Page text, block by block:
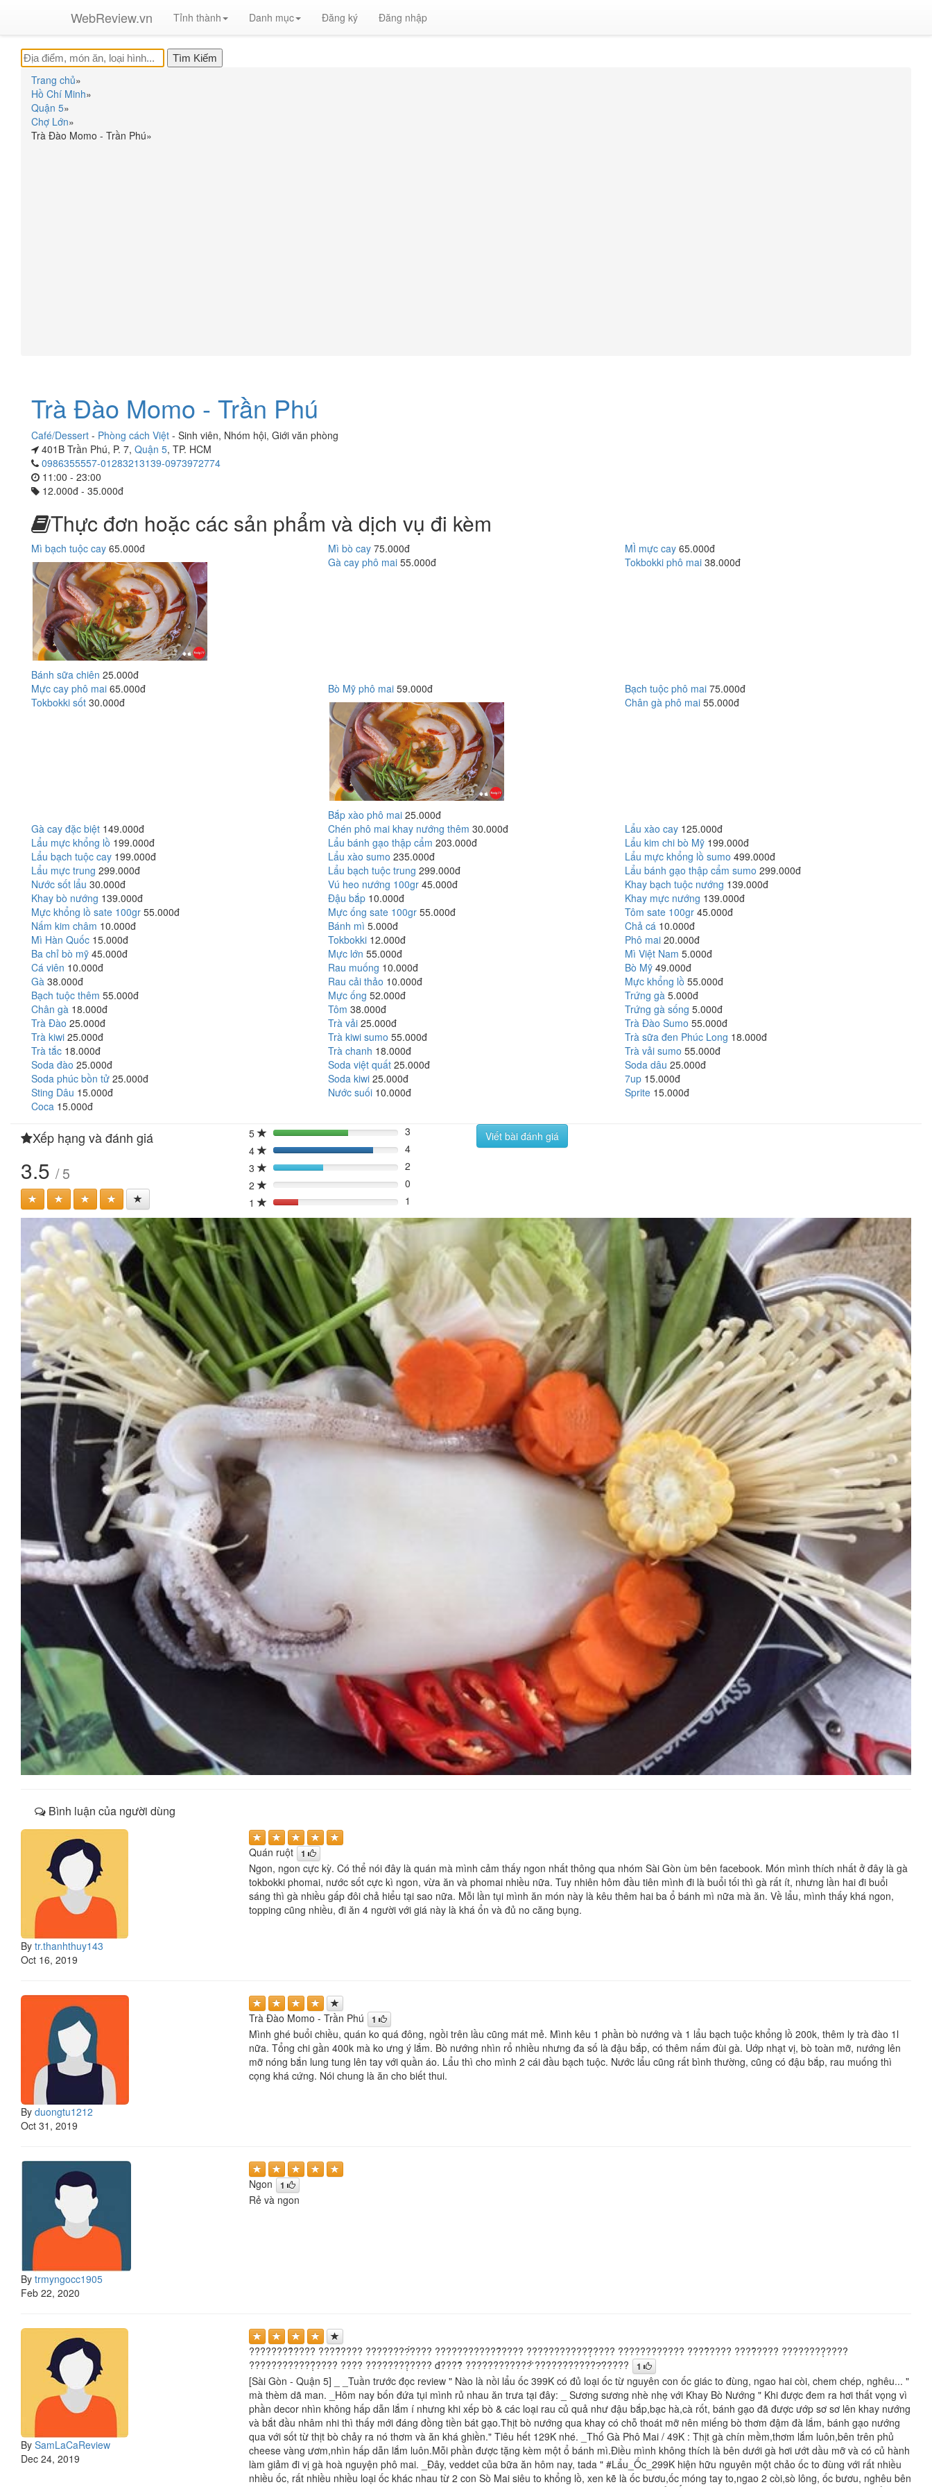
WebReview.vn Tỉnh thành Danh mục Đăng ký Đăng nhập
Trang chủ»
Hồ Chí Minh»
Quận 5»
Chợ Lớn»
Trà Đào Momo - Trần Phú»
Trà Đào Momo - Trần Phú
Café/Dessert - Phòng cách Việt - Sinh viên, Nhóm hội, Giới văn phòng
401B Trần Phú, P. 7, Quận 5, TP. HCM
0986355557-01283213139-0973972774
11:00 - 23:00
12.000đ - 35.000đ
Thực đơn hoặc các sản phẩm và dịch vụ đi kèm
Mì bạch tuộc cay 65.000đ Mì bò cay 75.000đ MÌ mực cay 65.000đ
Bánh sữa chiên 25.000đ
Gà cay phô mai 55.000đ Tokbokki phô mai 38.000đ
Mực cay phô mai 65.000đ Bò Mỹ phô mai 59.000đ Bạch tuộc phô mai 75.000đ
Tokbokki sốt 30.000đ
Bắp xào phô mai 25.000đ
Chân gà phô mai 55.000đ
Gà cay đặc biệt 149.000đ Chén phô mai khay nướng thêm 30.000đ Lẩu xào cay 125.000đ
Lẩu mực khổng lồ 199.000đ Lẩu bánh gạo thập cẩm 203.000đ Lẩu kim chi bò Mỹ 199.000đ
Lẩu bạch tuộc cay 199.000đ Lẩu xào sumo 235.000đ Lẩu mực khổng lồ sumo 499.000đ
Lẩu mực trung 299.000đ Lẩu bạch tuộc trung 299.000đ Lẩu bánh gạo thập cẩm sumo 299.000đ
Nước sốt lẩu 30.000đ Vú heo nướng 100gr 45.000đ Khay bạch tuộc nướng 139.000đ
Khay bò nướng 139.000đ Đậu bắp 10.000đ Khay mực nướng 139.000đ
Mực khổng lồ sate 100gr 55.000đ Mực ống sate 100gr 55.000đ Tôm sate 100gr 45.000đ
Nấm kim châm 10.000đ Bánh mì 5.000đ Chả cá 10.000đ
Mì Hàn Quốc 15.000đ Tokbokki 12.000đ Phô mai 20.000đ
Ba chỉ bò mỹ 45.000đ Mực lớn 55.000đ Mì Việt Nam 5.000đ
Cá viên 10.000đ Rau muống 10.000đ Bò Mỹ 49.000đ
Gà 38.000đ Rau cải thảo 10.000đ Mực khổng lồ 55.000đ
Bạch tuộc thêm 55.000đ Mực ống 52.000đ Trứng gà 5.000đ
Chân gà 18.000đ Tôm 38.000đ Trứng gà sống 5.000đ
Trà Đào 25.000đ Trà vải 25.000đ Trà Đào Sumo 55.000đ
Trà kiwi 25.000đ Trà kiwi sumo 55.000đ Trà sữa đen Phúc Long 18.000đ
Trà tắc 18.000đ Trà chanh 18.000đ Trà vải sumo 55.000đ
Soda đào 25.000đ Soda việt quất 25.000đ Soda dâu 25.000đ
Soda phúc bồn tử 25.000đ Soda kiwi 25.000đ 7up 15.000đ
Sting Dâu 15.000đ Nước suối 10.000đ Sprite 15.000đ
Coca 15.000đ
Xếp hạng và đánh giá
3.5 / 5
5 60%
3
4
80%
4
3
40%
2
2
0%
0
1
20% 1
Viết bài đánh giá
Bình luận của người dùng
By tr.thanhthuy143
Oct 16, 2019
Quán ruột 1
Ngon, ngon cực kỳ. Có thể nói đây là quán mà mình cảm thấy ngon nhất thông qua nhóm Sài Gòn ùm bên facebook. Món mình thích nhất ở đây là gà
tokbokki phomai, nước sốt cực kì ngon, vừa ăn và phomai nhiều nữa. Tuy nhiên hôm đầu tiên mình đi là buổi tối thì gà rất ít, nhưng lần hai đi buổi
sáng thì gà nhiều gấp đôi chả hiểu tại sao nữa. Mỗi lần tụi mình ăn món này là kêu thêm hai ba ổ bánh mì nữa mà ăn. Về lẩu, mình thấy khá ngon,
topping cũng nhiều, đi ăn 4 người với giá này là khá ổn và đủ no căng bụng.
By duongtu1212
Oct 31, 2019
Trà Đào Momo - Trần Phú 1
Mình ghé buổi chiều, quán ko quá đông, ngồi trên lầu cũng mát mẻ. Mình kêu 1 phần bò nướng và 1 lẩu bạch tuộc khổng lồ 200k, thêm ly trà đào 1l
nữa. Tổng chi gần 400k mà ko ưng ý lắm. Bò nướng nhìn rổ nhiều nhưng đa số là đậu bắp, có thêm nấm đùi gà. Uớp nhạt vị, bò toàn mỡ, nướng lên
mỡ nóng bắn lung tung lên tay với quần áo. Lẩu thì cho mình 2 cái đầu bạch tuộc. Nước lẩu cũng rất bình thường, cũng có đậu bắp, rau muống thì
cọng khá cứng. Nói chung là ăn cho biết thui.
By trmyngocc1905
Feb 22, 2020
Ngon 1
Rẻ và ngon
By SamLaCaReview
Dec 24, 2019
????????̂̉???? ????̂́???? ????????̛́???? ????????????̂́???? ????????????̣̂???? ???????????? ????̂̀???? ????̂̀???? ????????̣????
????????????̣̂???? ???? ????????̣???? đ????̃ ????????????̛̉ ????????????̛?????
1
[Sài Gòn - Quận 5] _ _Tuần trước đọc review " Nào là nồi lẩu ốc 399K có đủ loại ốc từ nguyên con ốc giác to đùng, ngao hai còi, chem chép, nghêu... "
mà thèm dã man. _Hôm nay bốn đứa tụi mình rủ nhau ăn trưa tại đây: _ Sương sương nhè nhẹ với Khay Bò Nướng " Khi được đem ra hơi thất vọng vì
phần decor nhìn không hấp dẫn lắm í nhưng khi xếp bò & các loại rau củ quả như đậu bắp,bạc hà,cà rốt, bánh gạo đã được ướp sơ sơ lên khay nướng
và bắt đầu nhâm nhi thì thấy mới đáng đồng tiền bát gạo.Thịt bò nướng qua khay có chỗ thoát mỡ nên miếng bò thơm đậm đà lắm, bánh gạo nướng
qua với sốt từ thịt bò chảy ra nó thơm và ăn khá ghiền." Tiêu hết 129K nhé. _Thố Gà Phô Mai / 49K : Thịt gà chín mềm,thơm lắm luôn,bên trên phủ
cheese vàng ươm,nhìn hấp dẫn lắm luôn.Mỗi phần được tặng kèm một ổ bánh mì.Điều mình không thích là bên dưới gà hơi ướt dầu mỡ và có củ hành
làm giảm đi vị gà hoà nguyện phô mai. _Đây, veddet của bữa ăn hôm nay, tada " #Lẩu_Ốc_299K hiện hữu nguyên một chảo ốc to đùng với rất nhiều
nhiều ốc, rất nhiều nhiều loại ốc khác nhau từ 2 con Sò Mai siêu to khổng lồ, xen kẽ là ốc bươu,ốc móng tay to,ngao 2 còi,sò lông, ốc bươu, nghêu bên